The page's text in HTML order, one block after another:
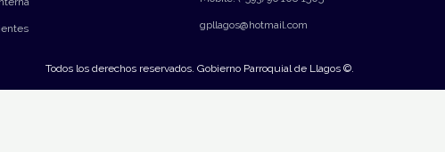
gpllagos@hotmail.com
Todos los derechos reservados. Gobierno Parroquial de Llagos ©.